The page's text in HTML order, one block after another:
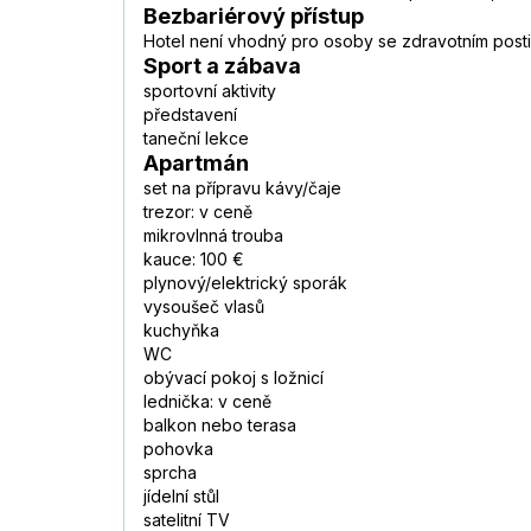
Bezbariérový přístup
Hotel není vhodný pro osoby se zdravotním
Sport a zábava
sportovní aktivity
představení
taneční lekce
Apartmán
set na přípravu kávy/čaje
trezor: v ceně
mikrovlnná trouba
kauce: 100 €
plynový/elektrický sporák
vysoušeč vlasů
kuchyňka
WC
obývací pokoj s ložnicí
lednička: v ceně
balkon nebo terasa
pohovka
sprcha
jídelní stůl
satelitní TV